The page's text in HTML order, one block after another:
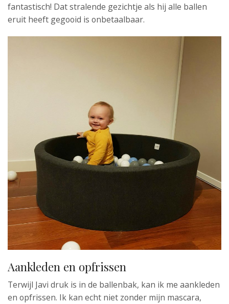
fantastisch! Dat stralende gezichtje als hij alle ballen
eruit heeft gegooid is onbetaalbaar.
Aankleden en opfrissen
Terwijl Javi druk is in de ballenbak, kan ik me aankleden
en opfrissen. Ik kan echt niet zonder mijn mascara,